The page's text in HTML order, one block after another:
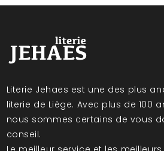
Literie Jehaes est une des plus
literie de Liège. Avec plus de 100
nous sommes certains de vous
conseil.